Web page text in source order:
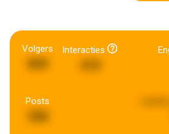
Volgers Interacties
Posts
358